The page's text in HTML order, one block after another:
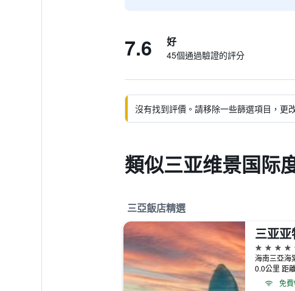
7.6 好
45個通過驗證的評分
沒有找到評價。請移除一些篩選項目，更
類似三亚维景国际
三亞飯店精選
5星級
海南三亞海
0.0公里 距
免